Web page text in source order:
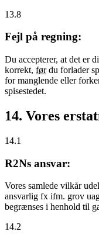
13.8
Fejl på regning:
Du accepterer, at det er
korrekt, førdu forlader
for manglende eller
spisestedet.
14. Vores
14.1
R2Ns ansvar:
Vores samlede vilkår
ansvarlig fx ifm. grov
begrænses i henhold til
14.2